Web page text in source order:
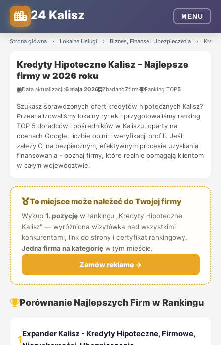
24 Kalisz MENU
Strona główna › Lokalne Usługi › Biznes, Finanse i Ubezpieczenia ›
Kredyty Hipoteczne Kalisz – Najlepsze
firmy w 2026 roku
Data aktualizacji:6 maja 2026 Zbadano7firm Ranking TOP5
Szukasz sprawdzonych ofert kredytów hipotecznych Kalisz?
Przeanalizowaliśmy lokalny rynek i przygotowaliśmy ranking
TOP 5 doradców i pośredników w Kaliszu, oparty na
ocenach Google, liczbie opinii i weryfikacji profili. Jeśli
zależy Ci na bezpiecznym, efektywnym procesie uzyskania
finansowania - poznaj firmy, które realnie pomagają klientom
w całym województwie.
To miejsce może należeć do Twojej firmy
Wykup 1. pozycjęw rankingu „Kredyty Hipoteczne
Kalisz" — wyróżniona wizytówka nad wszystkimi
konkurentami, link do strony i certyfikat rankingowy.
Jedna firma na kategorięw tym mieście.
Zamów reklamę →
Porównanie Najlepszych Firm w Rankingu
1